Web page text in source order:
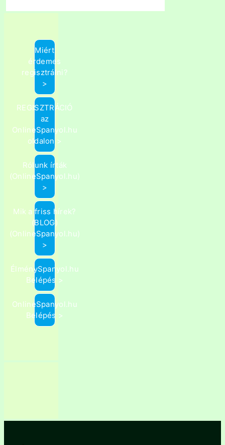
Miért
érdemes
regisztrálni?
>
REGISZTRÁCIÓ
az
OnlineSpanyol.hu
oldalon >
Rólunk írták
(OnlineSpanyol.hu)
>
Mik a friss hírek?
(BLOG)
(OnlineSpanyol.hu)
>
ÉlménySpanyol.hu
Belépés >
OnlineSpanyol.hu
Belépés >